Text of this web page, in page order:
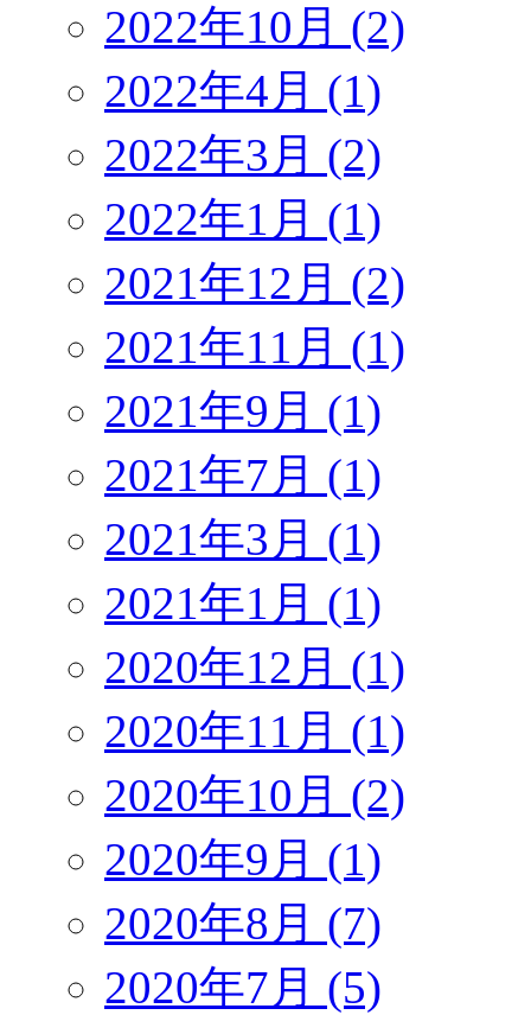
2022年10月 (2)
2022年4月 (1)
2022年3月 (2)
2022年1月 (1)
2021年12月 (2)
2021年11月 (1)
2021年9月 (1)
2021年7月 (1)
2021年3月 (1)
2021年1月 (1)
2020年12月 (1)
2020年11月 (1)
2020年10月 (2)
2020年9月 (1)
2020年8月 (7)
2020年7月 (5)